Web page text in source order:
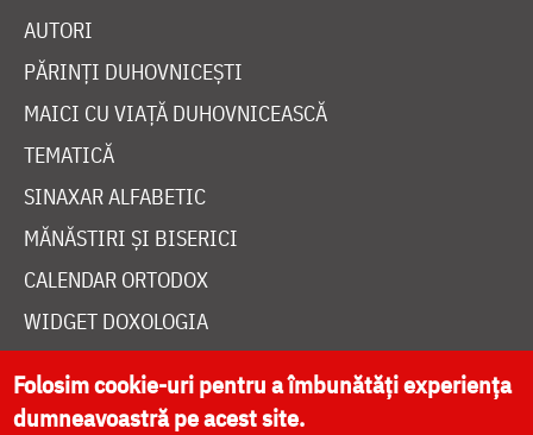
AUTORI
PĂRINȚI DUHOVNICEȘTI
MAICI CU VIAȚĂ DUHOVNICEASCĂ
TEMATICĂ
SINAXAR ALFABETIC
MĂNĂSTIRI ȘI BISERICI
CALENDAR ORTODOX
WIDGET DOXOLOGIA
Folosim cookie-uri pentru a îmbunătăți experiența
dumneavoastră pe acest site.